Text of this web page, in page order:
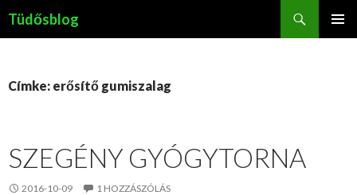
Tüdősblog
Címke: erősítő gumiszalag
SZEGÉNY GYÓGYTORNA
2016-10-09 1 HOZZÁSZÓLÁS